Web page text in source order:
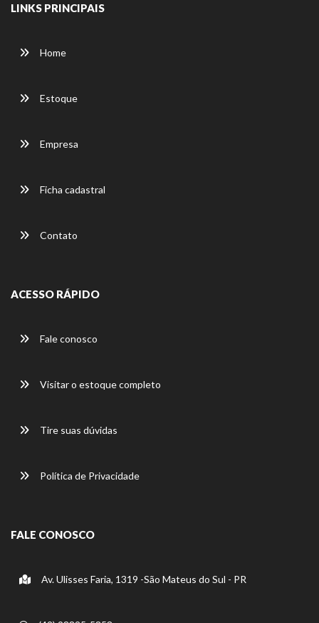
LINKS PRINCIPAIS
Home
Estoque
Empresa
Ficha cadastral
Contato
ACESSO RÁPIDO
Fale conosco
Visitar o estoque completo
Tire suas dúvidas
Política de Privacidade
FALE CONOSCO
Av. Ulisses Faria, 1319 -São Mateus do Sul - PR